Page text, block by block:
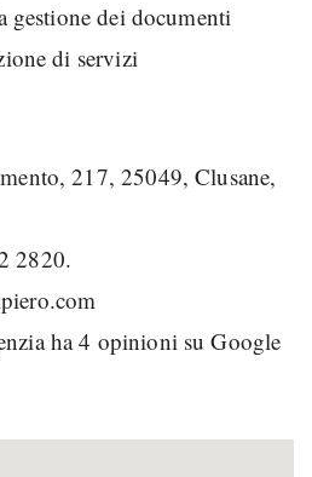
gestione dei documenti
di servizi
217, 25049, Clusane,
2820.
ha 4 opinioni su Google